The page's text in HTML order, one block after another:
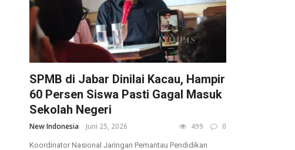
SPMB di Jabar Dinilai Kacau, Hampir
60 Persen Siswa Pasti Gagal Masuk
Sekolah Negeri
New Indonesia Juni 25, 2026 499 0
Koordinator Nasional Jaringan Pemantau Pendidikan